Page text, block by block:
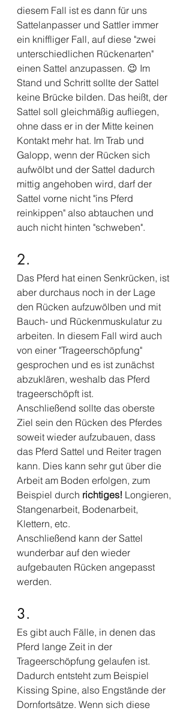
diesem Fall ist es dann für uns
Sattelanpasser und Sattler immer
ein kniffliger Fall, auf diese "zwei
unterschiedlichen Rückenarten"
einen Sattel anzupassen. 😉 Im
Stand und Schritt sollte der Sattel
keine Brücke bilden. Das heißt, der
Sattel soll gleichmäßig aufliegen,
ohne dass er in der Mitte keinen
Kontakt mehr hat. Im Trab und
Galopp, wenn der Rücken sich
aufwölbt und der Sattel dadurch
mittig angehoben wird, darf der
Sattel vorne nicht "ins Pferd
reinkippen" also abtauchen und
auch nicht hinten "schweben".
2.
Das Pferd hat einen Senkrücken, ist
aber durchaus noch in der Lage
den Rücken aufzuwölben und mit
Bauch- und Rückenmuskulatur zu
arbeiten. In diesem Fall wird auch
von einer "Trageerschöpfung"
gesprochen und es ist zunächst
abzuklären, weshalb das Pferd
trageerschöpft ist.
Anschließend sollte das oberste
Ziel sein den Rücken des Pferdes
soweit wieder aufzubauen, dass
das Pferd Sattel und Reiter tragen
kann. Dies kann sehr gut über die
Arbeit am Boden erfolgen, zum
Beispiel durch richtiges! Longieren,
Stangenarbeit, Bodenarbeit,
Klettern, etc.
Anschließend kann der Sattel
wunderbar auf den wieder
aufgebauten Rücken angepasst
werden.
3.
Es gibt auch Fälle, in denen das
Pferd lange Zeit in der
Trageerschöpfung gelaufen ist.
Dadurch entsteht zum Beispiel
Kissing Spine, also Engstände der
Dornfortsätze. Wenn sich diese